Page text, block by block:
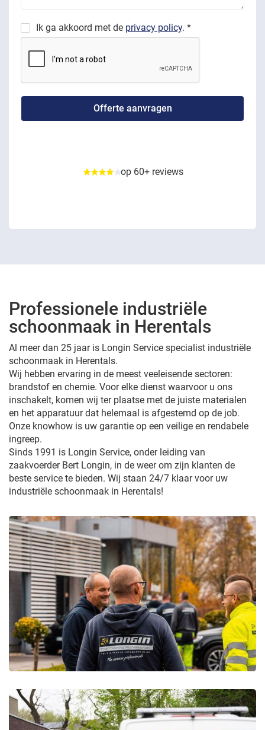
Ik ga akkoord met de privacy policy. *
op 60+ reviews
Professionele industriële
schoonmaak in Herentals
Al meer dan 25 jaar is Longin Service specialist industriële
schoonmaak in Herentals.
Wij hebben ervaring in de meest veeleisende sectoren:
brandstof en chemie. Voor elke dienst waarvoor u ons
inschakelt, komen wij ter plaatse met de juiste materialen
en het apparatuur dat helemaal is afgestemd op de job.
Onze knowhow is uw garantie op een veilige en rendabele
ingreep.
Sinds 1991 is Longin Service, onder leiding van
zaakvoerder Bert Longin, in de weer om zijn klanten de
beste service te bieden. Wij staan 24/7 klaar voor uw
industriële schoonmaak in Herentals!